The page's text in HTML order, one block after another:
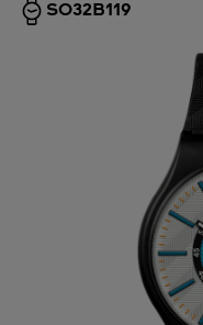
SO32B119